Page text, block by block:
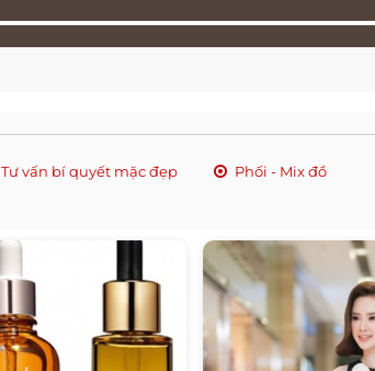
Tư vấn bí quyết mặc đẹp Phối - Mix đồ